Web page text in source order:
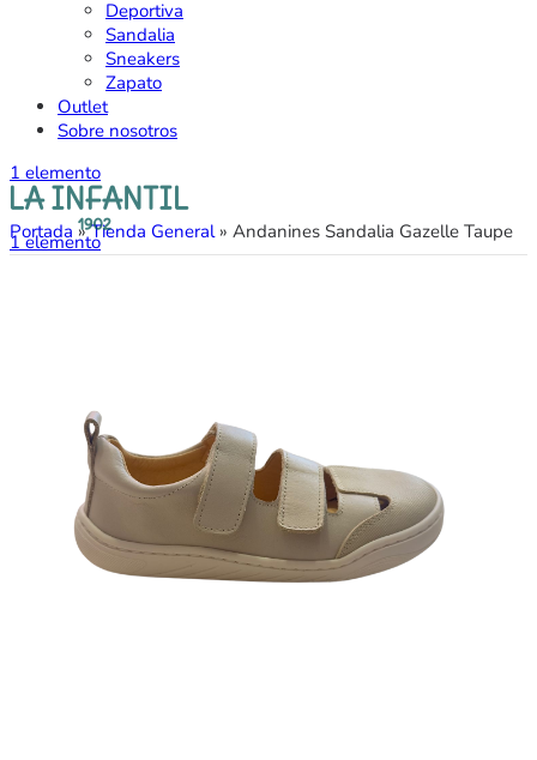
Deportiva
Sandalia
Sneakers
Zapato
Outlet
Sobre nosotros
1 elemento
1elemento
Portada »Tienda General» Andanines Sandalia Gazelle Taupe